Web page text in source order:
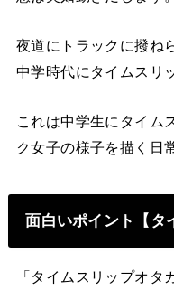
夜道にトラックに撥ね
中学時代にタイムスリ
これは中学生にタイム
ク女子の様子を描く日
面白いポイント【タ
「タイムスリップオタ